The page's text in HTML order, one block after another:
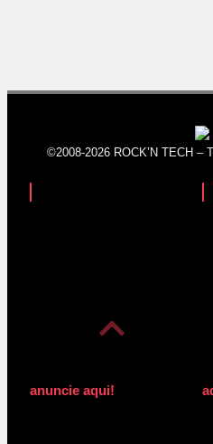
©2008-2026 ROCK’N TECH –
anuncie aqui!